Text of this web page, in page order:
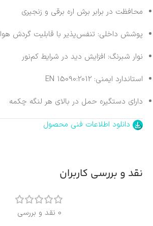
محافظت در برابر برش اره برقی و زنجیری
پوشش داخلی: تنفس‌پذیر با قابلیت گردش هوا
نوار شبرنگ: افزایش دید در شرایط کم‌نور
استاندارد ایمنی: EN 15090:2012
دارای دستگیره حمل در بالای هر لنگه چکمه
دانلود اطلاعات فنی محصول
نقد و بررسی کاربران
0 نقد و بررسی